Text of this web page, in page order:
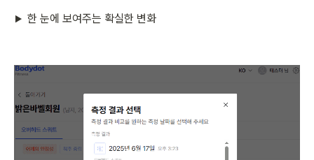
한 눈에 보여주는 확실한 변화